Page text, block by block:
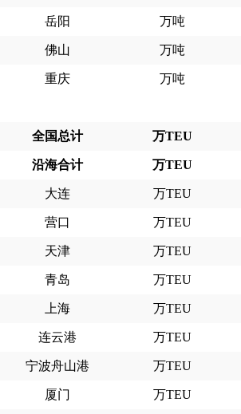
岳阳 万吨
佛山 万吨
重庆 万吨
全国总计 万TEU
沿海合计 万TEU
大连 万TEU
营口 万TEU
天津 万TEU
青岛 万TEU
上海 万TEU
连云港 万TEU
宁波舟山港 万TEU
厦门 万TEU